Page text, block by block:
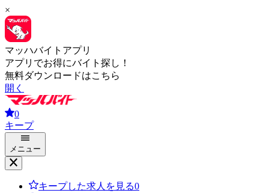
×
マッハバイトアプリ
アプリでお得にバイト探し！
無料ダウンロードはこちら
開く
0
キープ
メニュー
キープした求人を見る0